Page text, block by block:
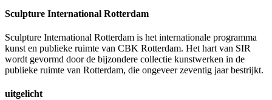
Sculpture International Rotterdam
Sculpture International Rotterdam is het internationale programma
kunst en publieke ruimte van CBK Rotterdam. Het hart van SIR
wordt gevormd door de bijzondere collectie kunstwerken in de
publieke ruimte van Rotterdam, die ongeveer zeventig jaar bestrijkt.
uitgelicht